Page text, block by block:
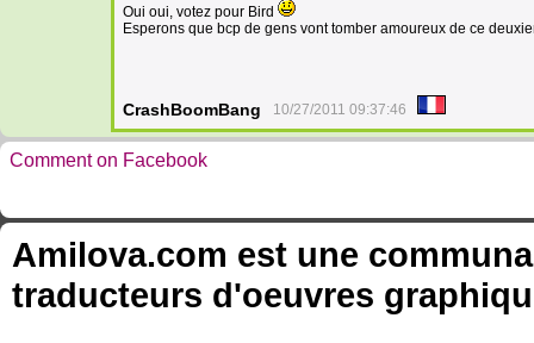
Oui oui, votez pour Bird
Esperons que bcp de gens vont tomber amoureux de ce
CrashBoomBang 10/27/2011 09:37:46
Comment on Facebook
Amilova.com est une
traducteurs d'oeuvres